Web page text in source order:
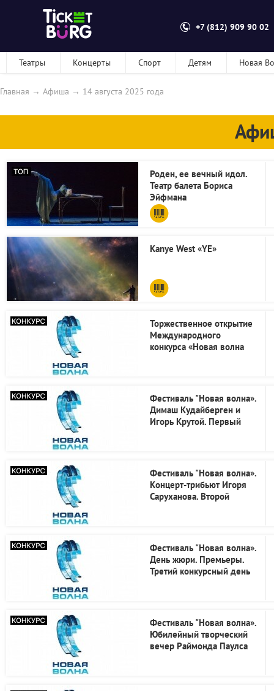
+7 (812) 909 90 02
Театры Концерты Спорт Детям Новая
Главная → Афиша → 14 августа 2025 года
Роден, ее вечный идол.
Театр балета Бориса
Эйфмана
Kanye West «YE»
Торжественное открытие
Международного
конкурса «Новая волна
Фестиваль "Новая волна».
Димаш Кудайберген и
Игорь Крутой. Первый
Фестиваль "Новая волна».
Концерт-трибьют Игоря
Саруханова. Второй
Фестиваль "Новая волна».
День жюри. Премьеры.
Третий конкурсный день
Фестиваль "Новая волна».
Юбилейный творческий
вечер Раймонда Паулса